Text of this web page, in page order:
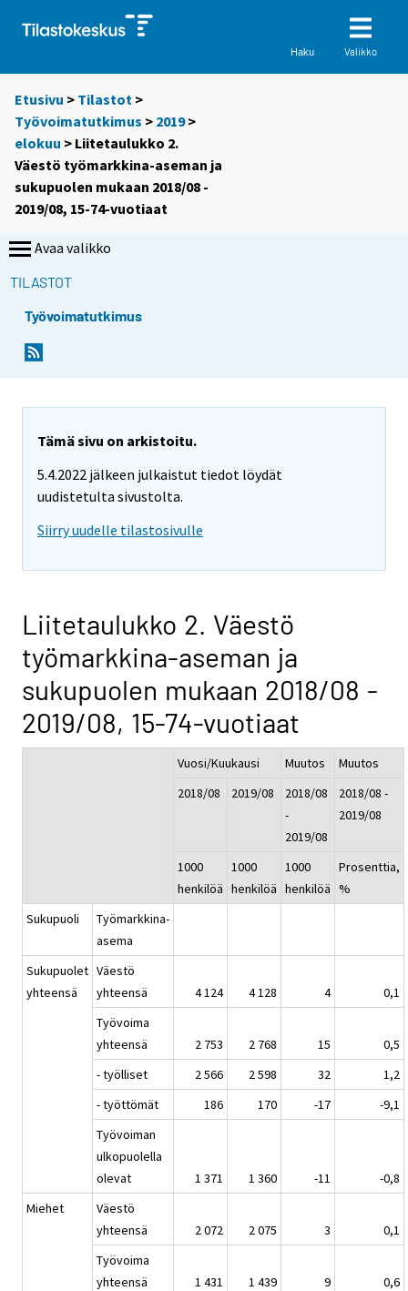
Haku Valikko
Etusivu > Tilastot >
Työvoimatutkimus > 2019>
elokuu > Liitetaulukko 2.
Väestö työmarkkina-aseman ja
sukupuolen mukaan 2018/08 -
2019/08, 15-74-vuotiaat
Avaa valikko
TILASTOT
Työvoimatutkimus
Tämä sivu on arkistoitu.
5.4.2022 jälkeen julkaistut tiedot löydät
uudistetulta sivustolta.
Siirry uudelle tilastosivulle
Liitetaulukko 2. Väestö
työmarkkina-aseman ja
sukupuolen mukaan 2018/08 -
2019/08, 15-74-vuotiaat
Vuosi/Kuukausi Muutos
Muutos
2018/08
2019/08
2018/08
-
2019/08
2018/08 -
2019/08
1000
henkilöä
1000
henkilöä
1000
henkilöä
Prosenttia,
%
Sukupuoli
Työmarkkina-
asema
Sukupuolet
yhteensä
Väestö
yhteensä
4 124 4 128 4
0,1
Työvoima
yhteensä
2 753 2 768 15
0,5
- työlliset
2 566 2 598 32
1,2
- työttömät
186 170 -17
-9,1
Työvoiman
ulkopuolella
olevat
1 371 1 360 -11
-0,8
Miehet
Väestö
yhteensä
2 072 2 075 3
0,1
Työvoima
yhteensä
1 431 1 439 9
0,6